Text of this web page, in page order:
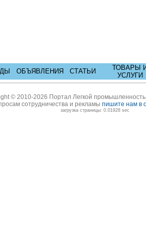
ОБЪЯВЛЕНИЯ СТАТЬИ
ТОВАРЫ
УСЛУГИ
© 2010-2026 Портал Легкой
сотрудничества и рекламы пишите нам в
загрузка страницы: 0.01928 sec